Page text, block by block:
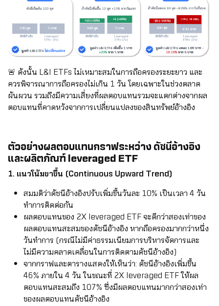
🚨 ดังนั้น L&I ETFs ไม่เหมาะสมในการถือครองระยะยาว และ
ควรพิจารณาการถือครองไม่เกิน 1 วัน โดยเฉพาะในช่วงตลาด
ผันผวน รวมถึงมีความเสี่ยงที่ผลตอบแทนรวมจะแตกต่างจากผล
ตอบแทนที่คาดหวังจากการเปลี่ยนแปลงของสินทรัพย์อ้างอิง
ตัวอย่างผลตอบแทนกราฟระหว่าง ดัชนีอ้างอิง
และผลิตภัณฑ์ leveraged ETF
1. แนวโน้มขาขึ้น (Continuous Upward Trend)
สมมติว่าดัชนีอ้างอิงปรับเพิ่มขึ้นวันละ 10% เป็นเวลา 4 วัน
ทำการติดต่อกัน
ผลตอบแทนของ 2X leveraged ETF จะดีกว่าสองเท่าของ
ผลตอบแทนสะสมของดัชนีอ้างอิง หากถือครองมากกว่าหนึ่ง
วันทำการ (กรณีไม่มีค่าธรรมเนียมการบริหารจัดการและ
ไม่มีความคลาดเคลื่อนในการติดตามดัชนีอ้างอิง)
จากกราฟและตารางแสดงให้เห็นว่า: ดัชนีอ้างอิงเพิ่มขึ้น
46% ภายใน 4 วัน ในขณะที่ 2X leveraged ETF ให้ผล
ตอบแทนสะสมถึง 107% ซึ่งมีผลตอบแทนมากกว่าสองเท่า
ของผลตอบแทนดัชนีอ้างอิง